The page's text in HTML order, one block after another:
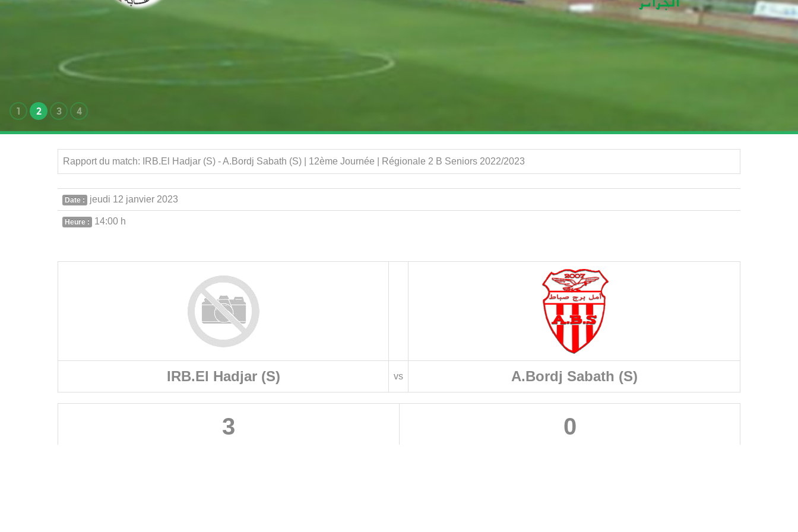
1 2 3 4
Rapport du match: IRB.El Hadjar (S) - A.Bordj Sabath (S) | 12ème Journée | Régionale 2 B Seniors 2022/2023
Date : jeudi 12 janvier 2023
Heure : 14:00 h
IRB.El Hadjar (S) vs A.Bordj Sabath (S)
3 0